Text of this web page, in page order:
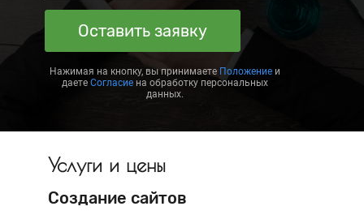
Оставить заявку
Нажимая на кнопку, вы принимаете Положение и
даете Согласие на обработку персональных
данных.
Услуги и цены
Создание сайтов